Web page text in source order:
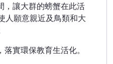
，讓大群的螃蟹在此活
人願意親近及鳥類和大
實環保教育生活化。